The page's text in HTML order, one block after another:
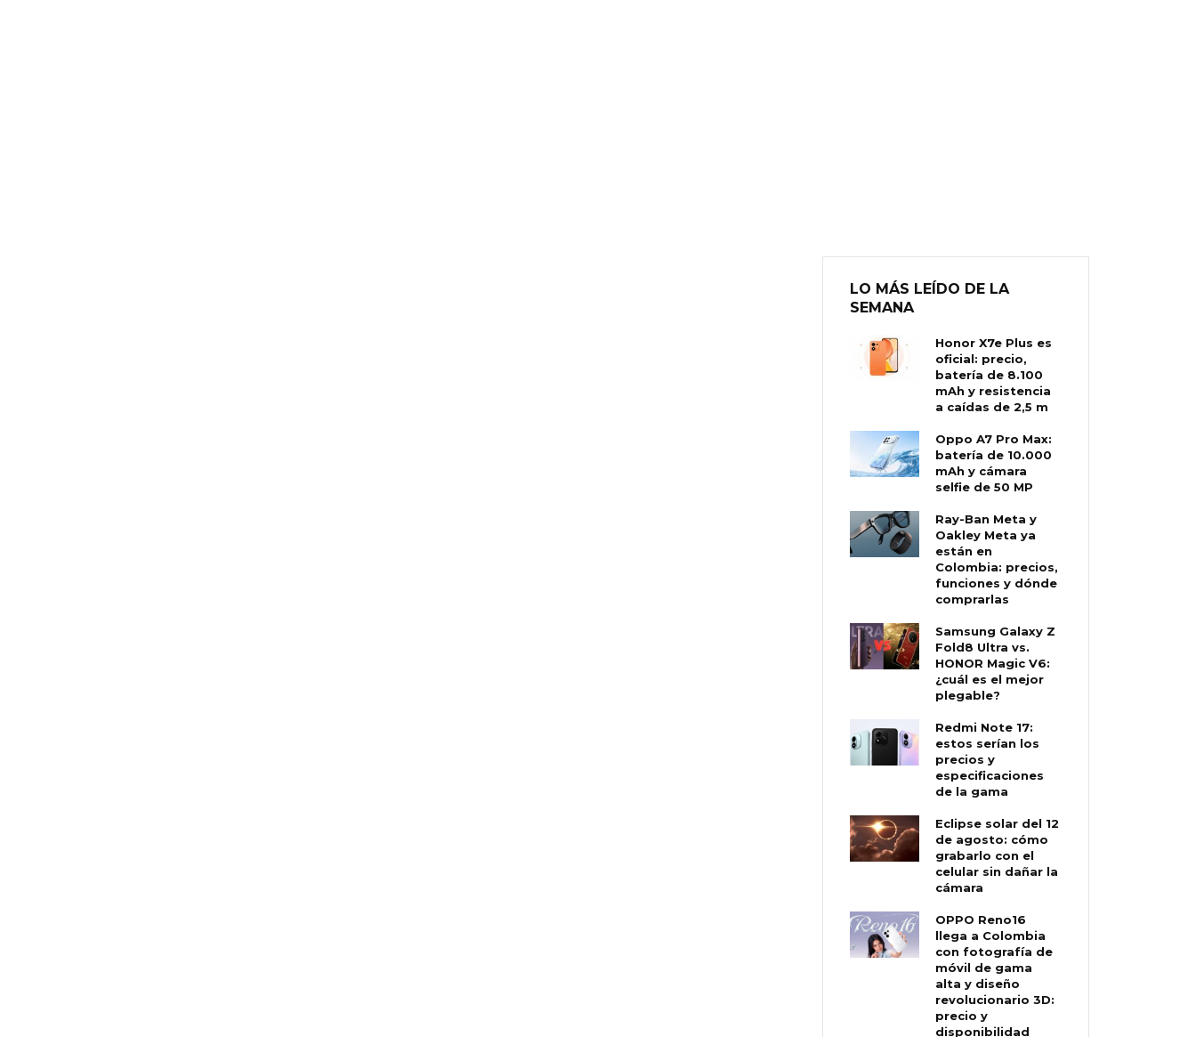
LO MÁS LEÍDO DE LA
SEMANA
Honor X7e Plus es
oficial: precio,
batería de 8.100
mAh y resistencia
a caídas de 2,5 m
Oppo A7 Pro Max:
batería de 10.000
mAh y cámara
selfie de 50 MP
Ray-Ban Meta y
Oakley Meta ya
están en
Colombia: precios,
funciones y dónde
comprarlas
Samsung Galaxy Z
Fold8 Ultra vs.
HONOR Magic V6:
¿cuál es el mejor
plegable?
Redmi Note 17:
estos serían los
precios y
especificaciones
de la gama
Eclipse solar del 12
de agosto: cómo
grabarlo con el
celular sin dañar la
cámara
OPPO Reno16
llega a Colombia
con fotografía de
móvil de gama
alta y diseño
revolucionario 3D:
precio y
disponibilidad